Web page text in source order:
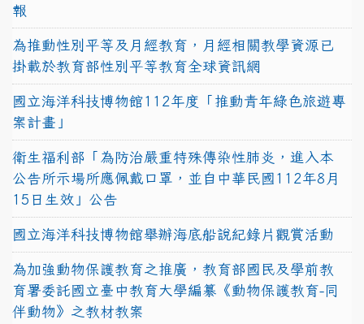
報
為推動性別平等及月經教育，月經相關教學資源已
掛載於教育部性別平等教育全球資訊網
國立海洋科技博物館112年度「推動青年綠色旅遊專
案計畫」
衛生福利部「為防治嚴重特殊傳染性肺炎，進入本
公告所示場所應佩戴口罩，並自中華民國112年8月
15日生效」公告
國立海洋科技博物館舉辦海底船說紀錄片觀賞活動
為加強動物保護教育之推廣，教育部國民及學前教
育署委託國立臺中教育大學編纂《動物保護教育-同
伴動物》之教材教案